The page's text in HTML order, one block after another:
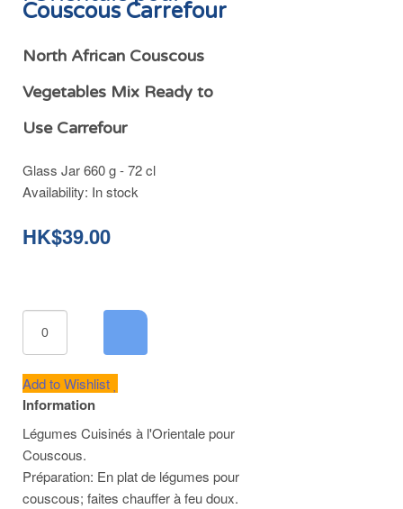
Couscous Carrefour
North African Couscous
Vegetables Mix Ready to
Use Carrefour
Glass Jar 660 g - 72 cl
Availability: In stock
HK$39.00
Add to Wishlist
Information
Légumes Cuisinés à l'Orientale pour
Couscous.
Préparation: En plat de légumes pour
couscous; faites chauffer à feu doux.